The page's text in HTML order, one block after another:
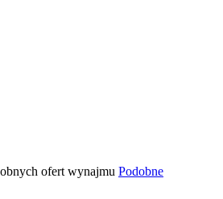
ofert wynajmu Podobne